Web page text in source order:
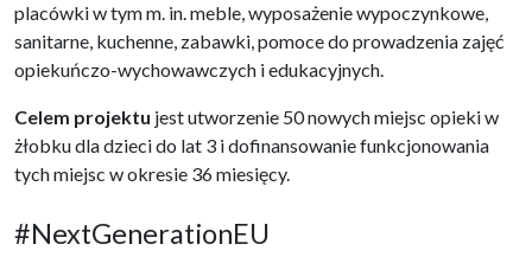
placówki w tym m. in. meble, wyposażenie wypoczynkowe,
sanitarne, kuchenne, zabawki, pomoce do prowadzenia zajęć
opiekuńczo-wychowawczych i edukacyjnych.
Celem projektu jest utworzenie 50 nowych miejsc opieki w
żłobku dla dzieci do lat 3 i dofinansowanie funkcjonowania
tych miejsc w okresie 36 miesięcy.
#NextGenerationEU